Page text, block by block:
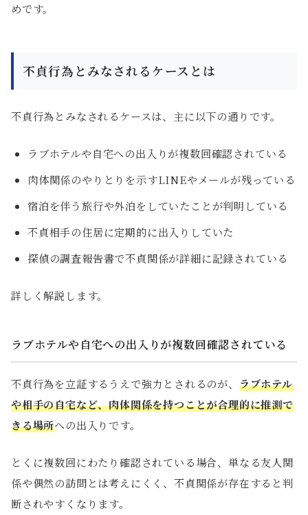
めです。
不貞行為とみなされるケースとは
不貞行為とみなされるケースは、主に以下の通りです。
ラブホテルや自宅への出入りが複数回確認されている
肉体関係のやりとりを示すLINEやメールが残っている
宿泊を伴う旅行や外泊をしていたことが判明している
不貞相手の住居に定期的に出入りしていた
探偵の調査報告書で不貞関係が詳細に記録されている
詳しく解説します。
ラブホテルや自宅への出入りが複数回確認されている
不貞行為を立証するうえで強力とされるのが、 ラブホテル
や相手の自宅など、肉体関係を持つことが合理的に推測で
きる場所への出入りです。
とくに複数回にわたり確認されている場合、単なる友人関
係や偶然の訪問とは考えにくく、不貞関係が存在すると判
断されやすくなります。